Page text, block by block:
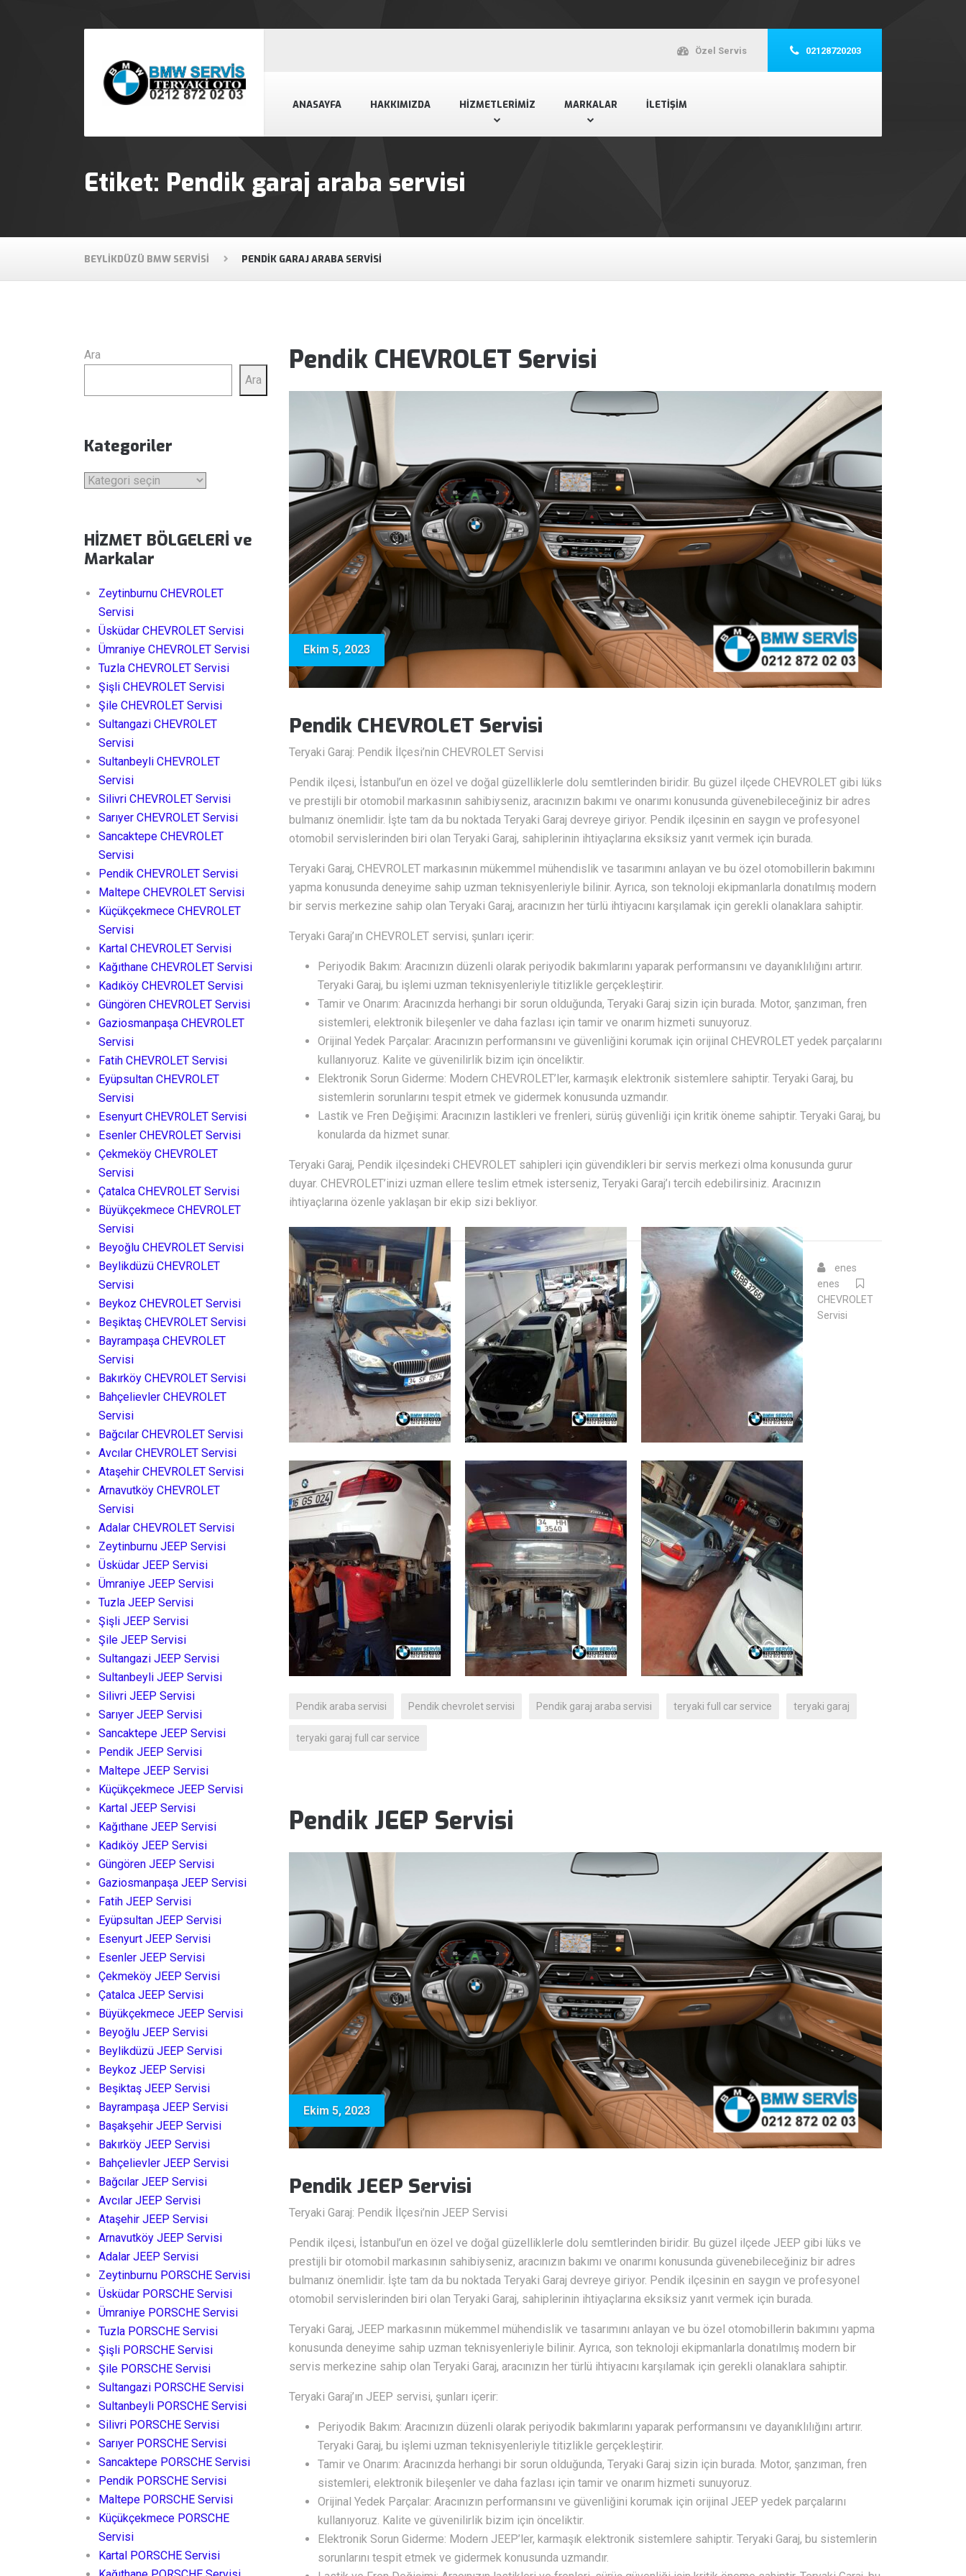
ANASAYFA HAKKIMIZDA HIZMETLERIMIZ MARKALAR İLETIŞIM
Özel Servis 02128720203
Etiket: Pendik garaj araba servisi
BEYLIKDÜZÜ BMW SERVISI PENDIK GARAJ ARABA SERVISI
Pendik CHEVROLET Servisi
Ekim 5, 2023
Pendik CHEVROLET Servisi
Teryaki Garaj: Pendik İlçesi’nin CHEVROLET Servisi
Pendik ilçesi, İstanbul’un en özel ve doğal güzelliklerle dolu semtlerinden biridir. Bu güzel ilçede CHEVROLET gibi lüks
ve prestijli bir otomobil markasının sahibiyseniz, aracınızın bakımı ve onarımı konusunda güvenebileceğiniz bir adres
bulmanız önemlidir. İşte tam da bu noktada Teryaki Garaj devreye giriyor. Pendik ilçesinin en saygın ve profesyonel
otomobil servislerinden biri olan Teryaki Garaj, sahiplerinin ihtiyaçlarına eksiksiz yanıt vermek için burada.
Teryaki Garaj, CHEVROLET markasının mükemmel mühendislik ve tasarımını anlayan ve bu özel otomobillerin bakımını
yapma konusunda deneyime sahip uzman teknisyenleriyle bilinir. Ayrıca, son teknoloji ekipmanlarla donatılmış modern
bir servis merkezine sahip olan Teryaki Garaj, aracınızın her türlü ihtiyacını karşılamak için gerekli olanaklara sahiptir.
Teryaki Garaj’ın CHEVROLET servisi, şunları içerir:
Periyodik Bakım: Aracınızın düzenli olarak periyodik bakımlarını yaparak performansını ve dayanıklılığını artırır.
Teryaki Garaj, bu işlemi uzman teknisyenleriyle titizlikle gerçekleştirir.
Tamir ve Onarım: Aracınızda herhangi bir sorun olduğunda, Teryaki Garaj sizin için burada. Motor, şanzıman, fren
sistemleri, elektronik bileşenler ve daha fazlası için tamir ve onarım hizmeti sunuyoruz.
Orijinal Yedek Parçalar: Aracınızın performansını ve güvenliğini korumak için orijinal CHEVROLET yedek parçalarını
kullanıyoruz. Kalite ve güvenilirlik bizim için önceliktir.
Elektronik Sorun Giderme: Modern CHEVROLET’ler, karmaşık elektronik sistemlere sahiptir. Teryaki Garaj, bu
sistemlerin sorunlarını tespit etmek ve gidermek konusunda uzmandır.
Lastik ve Fren Değişimi: Aracınızın lastikleri ve frenleri, sürüş güvenliği için kritik öneme sahiptir. Teryaki Garaj, bu
konularda da hizmet sunar.
Teryaki Garaj, Pendik ilçesindeki CHEVROLET sahipleri için güvendikleri bir servis merkezi olma konusunda gurur
duyar. CHEVROLET’inizi uzman ellere teslim etmek isterseniz, Teryaki Garaj’ı tercih edebilirsiniz. Aracınızın
ihtiyaçlarına özenle yaklaşan bir ekip sizi bekliyor.
enes
enes
CHEVROLET
Servisi
Pendik araba servisi Pendik chevrolet servisi Pendik garaj araba servisi teryaki full car service teryaki garaj
teryaki garaj full car service
Pendik JEEP Servisi
Ekim 5, 2023
Pendik JEEP Servisi
Teryaki Garaj: Pendik İlçesi’nin JEEP Servisi
Pendik ilçesi, İstanbul’un en özel ve doğal güzelliklerle dolu semtlerinden biridir. Bu güzel ilçede JEEP gibi lüks ve
prestijli bir otomobil markasının sahibiyseniz, aracınızın bakımı ve onarımı konusunda güvenebileceğiniz bir adres
bulmanız önemlidir. İşte tam da bu noktada Teryaki Garaj devreye giriyor. Pendik ilçesinin en saygın ve profesyonel
otomobil servislerinden biri olan Teryaki Garaj, sahiplerinin ihtiyaçlarına eksiksiz yanıt vermek için burada.
Teryaki Garaj, JEEP markasının mükemmel mühendislik ve tasarımını anlayan ve bu özel otomobillerin bakımını yapma
konusunda deneyime sahip uzman teknisyenleriyle bilinir. Ayrıca, son teknoloji ekipmanlarla donatılmış modern bir
servis merkezine sahip olan Teryaki Garaj, aracınızın her türlü ihtiyacını karşılamak için gerekli olanaklara sahiptir.
Teryaki Garaj’ın JEEP servisi, şunları içerir:
Periyodik Bakım: Aracınızın düzenli olarak periyodik bakımlarını yaparak performansını ve dayanıklılığını artırır.
Teryaki Garaj, bu işlemi uzman teknisyenleriyle titizlikle gerçekleştirir.
Tamir ve Onarım: Aracınızda herhangi bir sorun olduğunda, Teryaki Garaj sizin için burada. Motor, şanzıman, fren
sistemleri, elektronik bileşenler ve daha fazlası için tamir ve onarım hizmeti sunuyoruz.
Orijinal Yedek Parçalar: Aracınızın performansını ve güvenliğini korumak için orijinal JEEP yedek parçalarını
kullanıyoruz. Kalite ve güvenilirlik bizim için önceliktir.
Elektronik Sorun Giderme: Modern JEEP’ler, karmaşık elektronik sistemlere sahiptir. Teryaki Garaj, bu sistemlerin
sorunlarını tespit etmek ve gidermek konusunda uzmandır.
Ara
Ara
Kategoriler
Kategoriler
HİZMET BÖLGELERİ ve
Markalar
Zeytinburnu CHEVROLET
Servisi
Üsküdar CHEVROLET Servisi
Ümraniye CHEVROLET Servisi
Tuzla CHEVROLET Servisi
Şişli CHEVROLET Servisi
Şile CHEVROLET Servisi
Sultangazi CHEVROLET
Servisi
Sultanbeyli CHEVROLET
Servisi
Silivri CHEVROLET Servisi
Sarıyer CHEVROLET Servisi
Sancaktepe CHEVROLET
Servisi
Pendik CHEVROLET Servisi
Maltepe CHEVROLET Servisi
Küçükçekmece CHEVROLET
Servisi
Kartal CHEVROLET Servisi
Kağıthane CHEVROLET Servisi
Kadıköy CHEVROLET Servisi
Güngören CHEVROLET Servisi
Gaziosmanpaşa CHEVROLET
Servisi
Fatih CHEVROLET Servisi
Eyüpsultan CHEVROLET
Servisi
Esenyurt CHEVROLET Servisi
Esenler CHEVROLET Servisi
Çekmeköy CHEVROLET
Servisi
Çatalca CHEVROLET Servisi
Büyükçekmece CHEVROLET
Servisi
Beyoğlu CHEVROLET Servisi
Beylikdüzü CHEVROLET
Servisi
Beykoz CHEVROLET Servisi
Beşiktaş CHEVROLET Servisi
Bayrampaşa CHEVROLET
Servisi
Bakırköy CHEVROLET Servisi
Bahçelievler CHEVROLET
Servisi
Bağcılar CHEVROLET Servisi
Avcılar CHEVROLET Servisi
Ataşehir CHEVROLET Servisi
Arnavutköy CHEVROLET
Servisi
Adalar CHEVROLET Servisi
Zeytinburnu JEEP Servisi
Üsküdar JEEP Servisi
Ümraniye JEEP Servisi
Tuzla JEEP Servisi
Şişli JEEP Servisi
Şile JEEP Servisi
Sultangazi JEEP Servisi
Sultanbeyli JEEP Servisi
Silivri JEEP Servisi
Sarıyer JEEP Servisi
Sancaktepe JEEP Servisi
Pendik JEEP Servisi
Maltepe JEEP Servisi
Küçükçekmece JEEP Servisi
Kartal JEEP Servisi
Kağıthane JEEP Servisi
Kadıköy JEEP Servisi
Güngören JEEP Servisi
Gaziosmanpaşa JEEP Servisi
Fatih JEEP Servisi
Eyüpsultan JEEP Servisi
Esenyurt JEEP Servisi
Esenler JEEP Servisi
Çekmeköy JEEP Servisi
Çatalca JEEP Servisi
Büyükçekmece JEEP Servisi
Beyoğlu JEEP Servisi
Beylikdüzü JEEP Servisi
Beykoz JEEP Servisi
Beşiktaş JEEP Servisi
Bayrampaşa JEEP Servisi
Başakşehir JEEP Servisi
Bakırköy JEEP Servisi
Bahçelievler JEEP Servisi
Bağcılar JEEP Servisi
Avcılar JEEP Servisi
Ataşehir JEEP Servisi
Arnavutköy JEEP Servisi
Adalar JEEP Servisi
Zeytinburnu PORSCHE Servisi
Üsküdar PORSCHE Servisi
Ümraniye PORSCHE Servisi
Tuzla PORSCHE Servisi
Şişli PORSCHE Servisi
Şile PORSCHE Servisi
Sultangazi PORSCHE Servisi
Sultanbeyli PORSCHE Servisi
Silivri PORSCHE Servisi
Sarıyer PORSCHE Servisi
Sancaktepe PORSCHE Servisi
Pendik PORSCHE Servisi
Maltepe PORSCHE Servisi
Küçükçekmece PORSCHE
Servisi
Kartal PORSCHE Servisi